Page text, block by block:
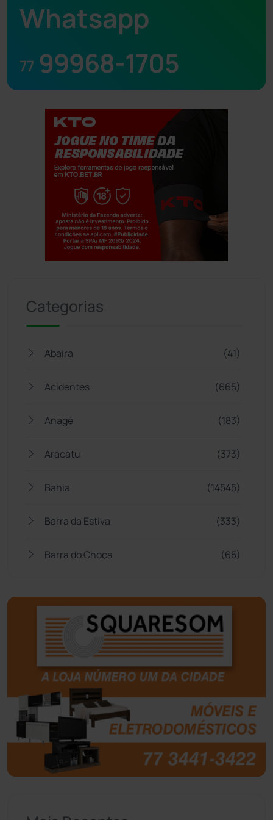
Whatsapp
77 99968-1705
Categorias
Abaíra (41)
Acidentes (665)
Anagé (183)
Aracatu (373)
Bahia (14545)
Barra da Estiva (333)
Barra do Choça (65)
Bom Jesus da Lapa (507)
Boquira (152)
Botuporã
Brasil (7680)
Brumado (31958)